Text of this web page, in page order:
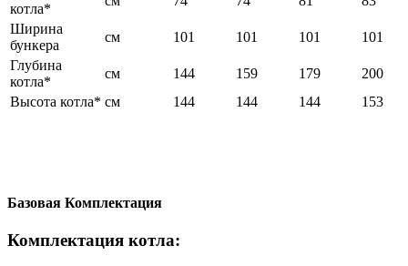
котла*
Ширина
бункера
см 101 101 101
101
Глубина
котла*
см 144 159 179
200
Высота котла* см 144 144 144 153
Базовая Комплектация
Комплектация котла: